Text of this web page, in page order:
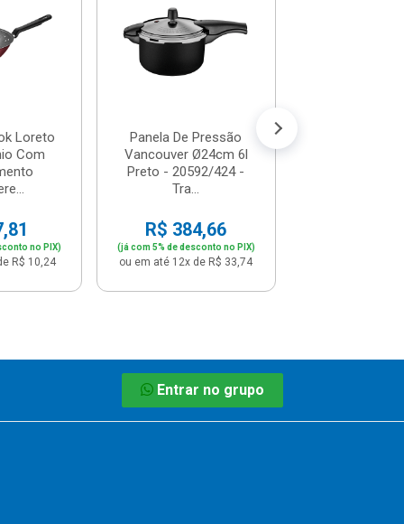
Loreto
Com
no PIX)
R$ 10,24
Panela De Pressão
Vancouver Ø24cm 6l
Preto - 20592/424 -
Tra...
R$ 384,66
(já com 5% de desconto no PIX)
ou em até 12x de R$ 33,74
Entrar no grupo